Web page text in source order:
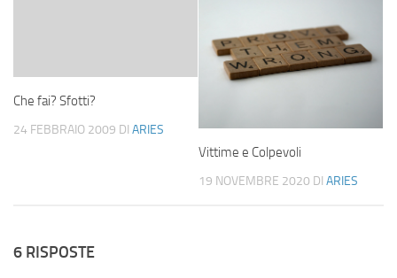
Che fai? Sfotti?
24 FEBBRAIO 2009 DI ARIES
Vittime e Colpevoli
19 NOVEMBRE 2020 DI ARIES
6 RISPOSTE